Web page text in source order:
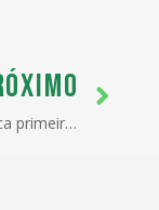
Anvisa certifica primeiros OEA-Integrado